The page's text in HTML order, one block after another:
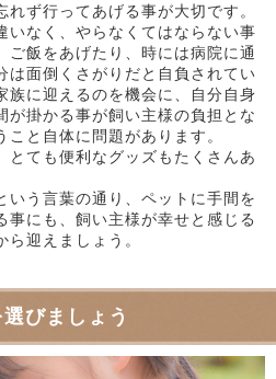
ず行ってあげる事が大切です。
いなく、やらなくてはならない事
ご飯をあげたり、時には病院に通
は面倒くさがりだと自負されてい
族に迎えるのを機会に、自分自身
が掛かる事が飼い主様の負担とな
と自体に問題があります。
とても便利なグッズもたくさんあ
いう言葉の通り、ペットに手間を
事にも、飼い主様が幸せと感じる
迎えましょう。
びましょう